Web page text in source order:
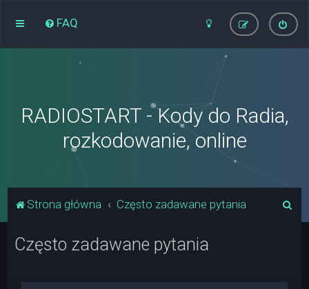
FAQ
RADIOSTART - Kody do Radia,
rozkodowanie, online
Strona główna Często zadawane pytania
Często zadawane pytania